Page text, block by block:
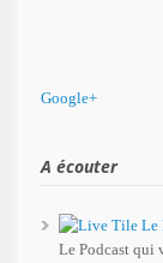
Google+
A écouter
Le Podcast qui